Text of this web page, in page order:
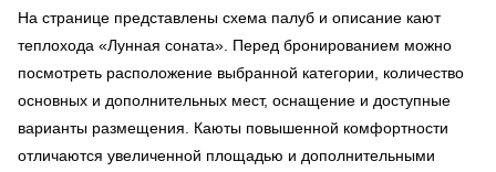
На странице представлены схема палуб и описание кают
теплохода «Лунная соната». Перед бронированием можно
посмотреть расположение выбранной категории, количество
основных и дополнительных мест, оснащение и доступные
варианты размещения. Каюты повышенной комфортности
отличаются увеличенной площадью и дополнительными